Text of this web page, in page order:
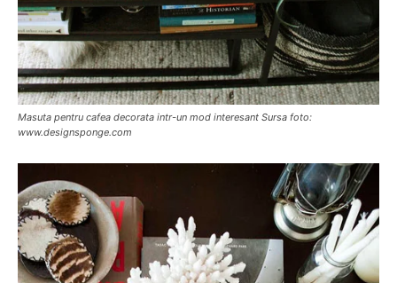
Masuta pentru cafea decorata intr-un mod interesant Sursa foto:
www.designsponge.com